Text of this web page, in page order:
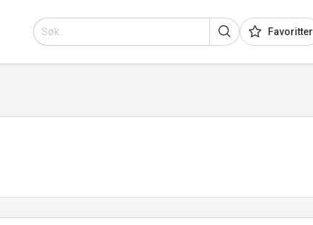
Favoritter